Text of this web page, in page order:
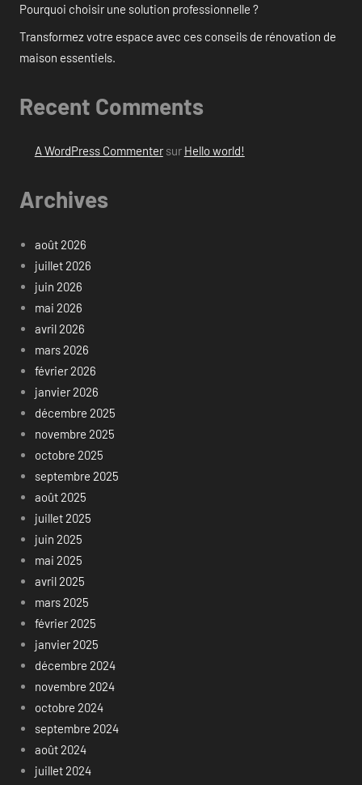
Pourquoi choisir une solution professionnelle ?
Transformez votre espace avec ces conseils de rénovation de
maison essentiels.
Recent Comments
A WordPress Commentersur Hello world!
Archives
août 2026
juillet 2026
juin 2026
mai 2026
avril 2026
mars 2026
février 2026
janvier 2026
décembre 2025
novembre 2025
octobre 2025
septembre 2025
août 2025
juillet 2025
juin 2025
mai 2025
avril 2025
mars 2025
février 2025
janvier 2025
décembre 2024
novembre 2024
octobre 2024
septembre 2024
août 2024
juillet 2024